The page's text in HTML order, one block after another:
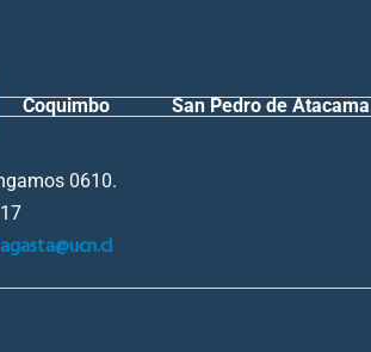
Coquimbo San Pedro de Atacama
0610.